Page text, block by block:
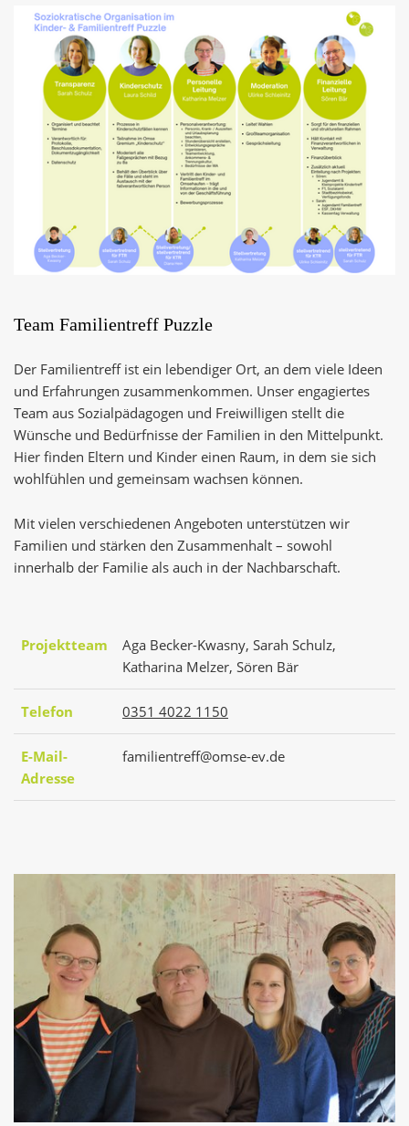
Team Familientreff Puzzle
Der Familientreff ist ein lebendiger Ort, an dem viele Ideen
und Erfahrungen zusammenkommen. Unser engagiertes
Team aus Sozialpädagogen und Freiwilligen stellt die
Wünsche und Bedürfnisse der Familien in den Mittelpunkt.
Hier finden Eltern und Kinder einen Raum, in dem sie sich
wohlfühlen und gemeinsam wachsen können.
Mit vielen verschiedenen Angeboten unterstützen wir
Familien und stärken den Zusammenhalt – sowohl
innerhalb der Familie als auch in der Nachbarschaft.
Projektteam
Aga Becker-Kwasny, Sarah Schulz,
Katharina Melzer, Sören Bär
Telefon 0351 4022 1150
E-Mail-
Adresse
familientreff@omse-ev.de